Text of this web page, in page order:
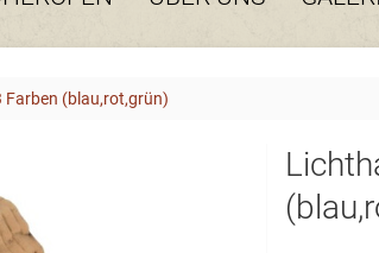
Farben (blau,rot,grün)